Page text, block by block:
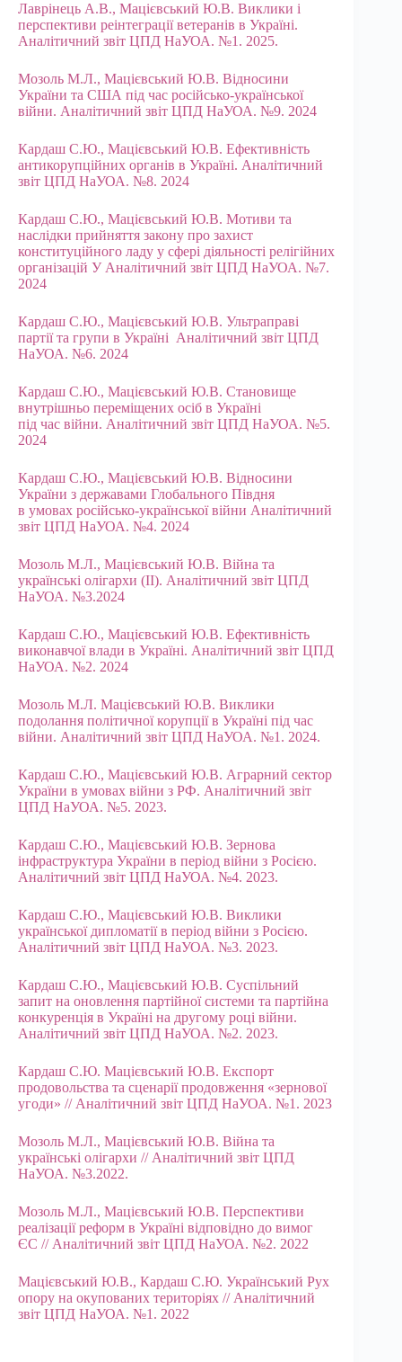
Лаврінець А.В., Мацієвський Ю.В. Виклики і
перспективи реінтеграції ветеранів в Україні.
Аналітичний звіт ЦПД НаУОА. №1. 2025.
Мозоль М.Л., Мацієвський Ю.В. Відносини
України та США під час російсько-української
війни. Аналітичний звіт ЦПД НаУОА. №9. 2024
Кардаш С.Ю., Мацієвський Ю.В. Ефективність
антикорупційних органів в Україні. Аналітичний
звіт ЦПД НаУОА. №8. 2024
Кардаш С.Ю., Мацієвський Ю.В. Мотиви та
наслідки прийняття закону про захист
конституційного ладу у сфері діяльності релігійних
організацій У Аналітичний звіт ЦПД НаУОА. №7.
2024
Кардаш С.Ю., Мацієвський Ю.В. Ультраправі
партії та групи в Україні Аналітичний звіт ЦПД
НаУОА. №6. 2024
Кардаш С.Ю., Мацієвський Ю.В. Становище
внутрішньо переміщених осіб в Україні
під час війни. Аналітичний звіт ЦПД НаУОА. №5.
2024
Кардаш С.Ю., Мацієвський Ю.В. Відносини
України з державами Глобального Півдня
в умовах російсько-української війни Аналітичний
звіт ЦПД НаУОА. №4. 2024
Мозоль М.Л., Мацієвський Ю.В. Війна та
українські олігархи (II). Аналітичний звіт ЦПД
НаУОА. №3.2024
Кардаш С.Ю., Мацієвський Ю.В. Ефективність
виконавчої влади в Україні. Аналітичний звіт ЦПД
НаУОА. №2. 2024
Мозоль М.Л. Мацієвський Ю.В. Виклики
подолання політичної корупції в Україні під час
війни. Аналітичний звіт ЦПД НаУОА. №1. 2024.
Кардаш С.Ю., Мацієвський Ю.В. Аграрний сектор
України в умовах війни з РФ. Аналітичний звіт
ЦПД НаУОА. №5. 2023.
Кардаш С.Ю., Мацієвський Ю.В. Зернова
інфраструктура України в період війни з Росією.
Аналітичний звіт ЦПД НаУОА. №4. 2023.
Кардаш С.Ю., Мацієвський Ю.В. Виклики
української дипломатії в період війни з Росією.
Аналітичний звіт ЦПД НаУОА. №3. 2023.
Кардаш С.Ю., Мацієвський Ю.В. Суспільний
запит на оновлення партійної системи та партійна
конкуренція в Україні на другому році війни.
Аналітичний звіт ЦПД НаУОА. №2. 2023.
Кардаш С.Ю. Мацієвський Ю.В. Експорт
продовольства та сценарії продовження «зернової
угоди» // Аналітичний звіт ЦПД НаУОА. №1. 2023
Мозоль М.Л., Мацієвський Ю.В. Війна та
українські олігархи // Аналітичний звіт ЦПД
НаУОА. №3.2022.
Мозоль М.Л., Мацієвський Ю.В. Перспективи
реалізації реформ в Україні відповідно до вимог
ЄС // Аналітичний звіт ЦПД НаУОА. №2. 2022
Мацієвський Ю.В., Кардаш С.Ю. Український Рух
опору на окупованих територіях // Аналітичний
звіт ЦПД НаУОА. №1. 2022